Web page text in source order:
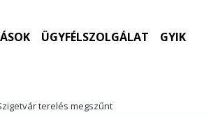
ÜGYFÉLSZOLGÁLAT GYIK
terelés megszűnt